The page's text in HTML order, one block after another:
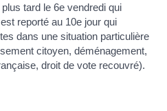
tard le 6e vendredi qui
reporté au 10e jour qui
dans une situation particulière
citoyen, déménagement,
droit de vote recouvré).